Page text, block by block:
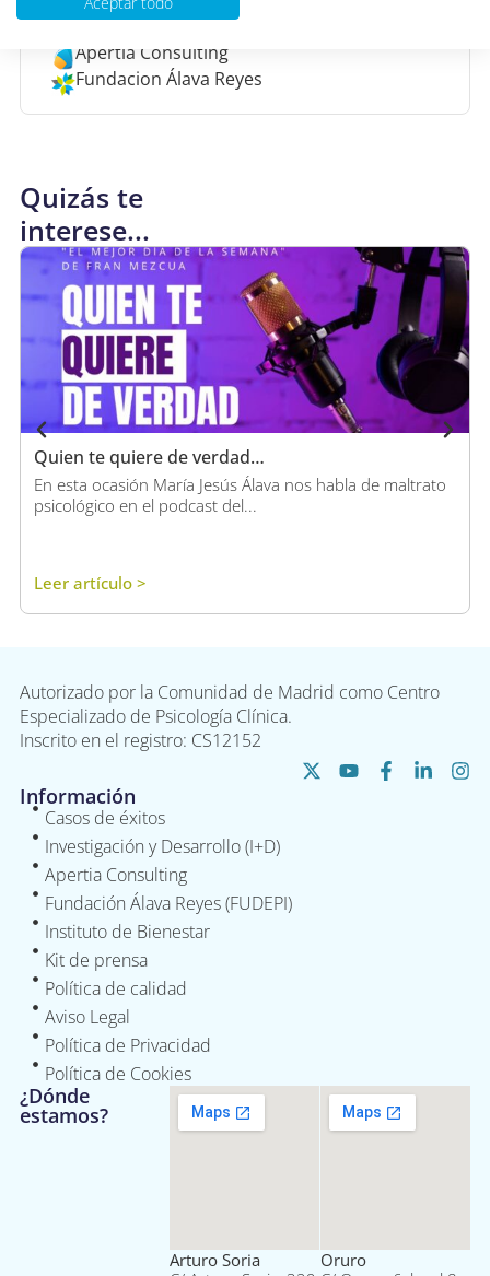
Nuestros libros
Apertia Consulting
Fundacion Álava Reyes
Quizás te
interese...
Quien te quiere de verdad…
En esta ocasión María Jesús Álava nos habla de maltrato
psicológico en el podcast del...
Leer artículo >
Autorizado por la Comunidad de Madrid como Centro
Especializado de Psicología Clínica.
Inscrito en el registro: CS12152
Información
Casos de éxitos
Investigación y Desarrollo (I+D)
Apertia Consulting
Fundación Álava Reyes (FUDEPI)
Instituto de Bienestar
Kit de prensa
Política de calidad
Aviso Legal
Política de Privacidad
Política de Cookies
¿Dónde
estamos?
Arturo Soria
Oruro